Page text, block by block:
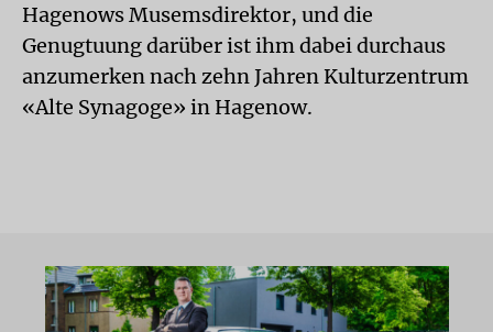
Hagenows Musemsdirektor, und die
Genugtuung darüber ist ihm dabei durchaus
anzumerken nach zehn Jahren Kulturzentrum
«Alte Synagoge» in Hagenow.